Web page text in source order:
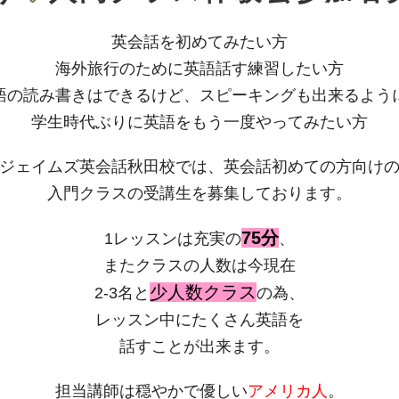
英会話を初めてみたい方
海外旅行のために英語話す練習したい方
の読み書きはできるけど、スピーキングも出来るよう
学生時代ぶりに英語をもう一度やってみたい方
ジェイムズ英会話秋田校では、英会話初めての方向けの
入門クラスの受講生を募集しております。
1レッスンは充実の75分、
またクラスの人数は今現在
2-3名と 少人数クラスの為、
レッスン中にたくさん英語を
話すことが出来ます。
担当講師は穏やかで優しいアメリカ人 。